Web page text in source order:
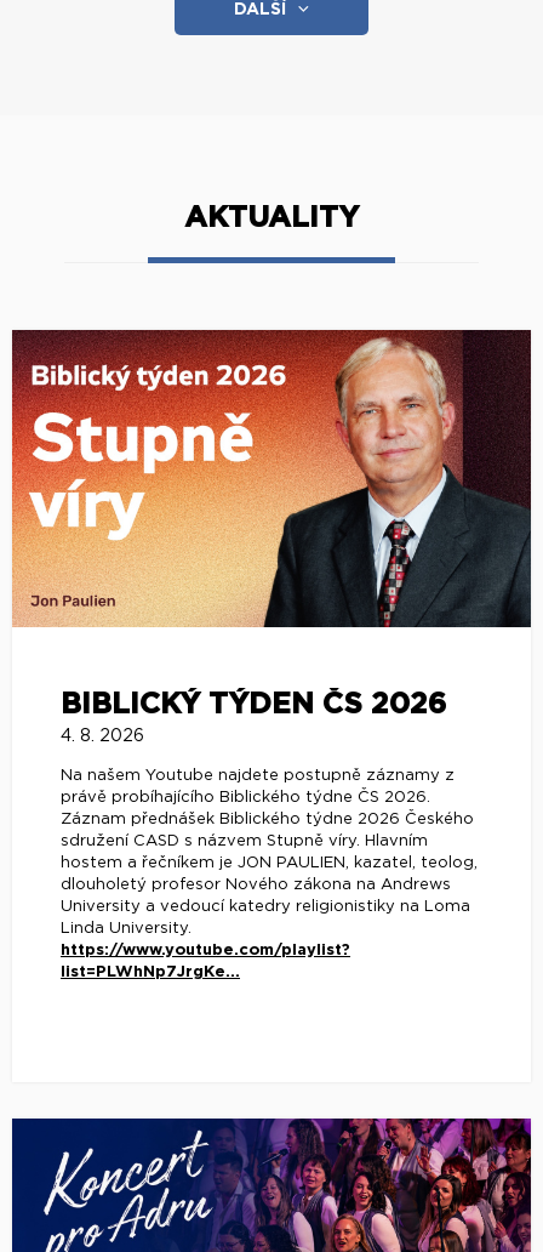
DALŠÍ
AKTUALITY
BIBLICKÝ TÝDEN ČS 2026
4. 8. 2026
Na našem Youtube najdete postupně záznamy z
právě probíhajícího Biblického týdne ČS 2026.
Záznam přednášek Biblického týdne 2026 Českého
sdružení CASD s názvem Stupně víry. Hlavním
hostem a řečníkem je JON PAULIEN, kazatel, teolog,
dlouholetý profesor Nového zákona na Andrews
University a vedoucí katedry religionistiky na Loma
Linda University.
https://www.youtube.com/playlist?
list=PLWhNp7JrgKe...